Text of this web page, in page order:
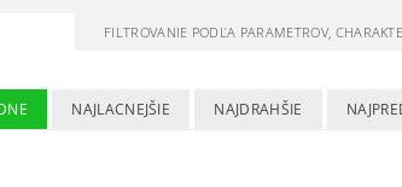
FILTROVANIE PODĽA PARAMETROV,
NAJLACNEJŠIE NAJDRAHŠIE